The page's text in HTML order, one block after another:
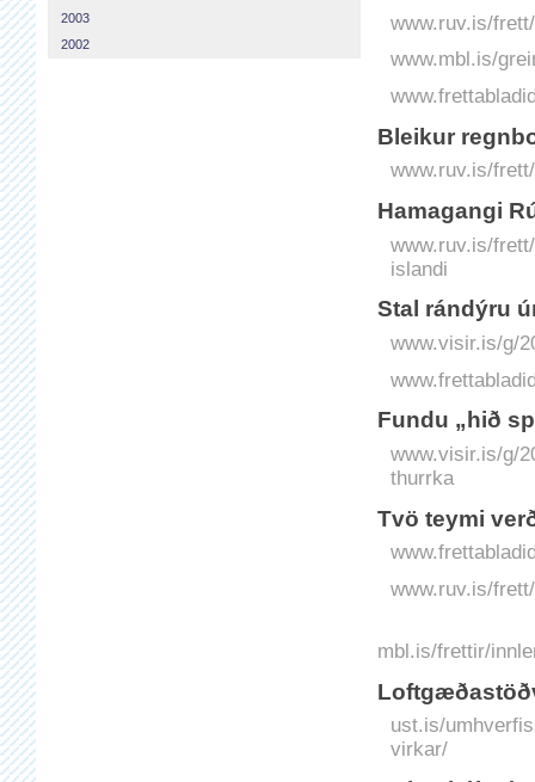
www.ruv.is/
www.mbl.is/
Bleikur
www.ruv.is/
Hamagangi
www.ruv.is/
islandi
Stal rándýru
www.visir.is/g/
Fundu „hið
www.visir.is/g/
thurrka
Tvö teymi
www.ruv.is/
mbl.is/frettir/
ust.is/
virkar/
2003
2002